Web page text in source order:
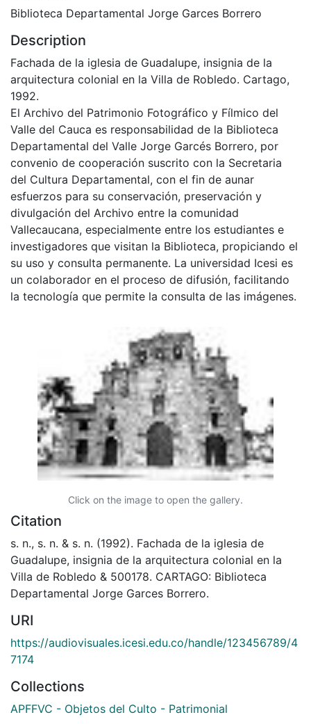
Biblioteca Departamental Jorge Garces Borrero
Description
Fachada de la iglesia de Guadalupe, insignia de la
arquitectura colonial en la Villa de Robledo. Cartago,
1992.
El Archivo del Patrimonio Fotográfico y Fílmico del
Valle del Cauca es responsabilidad de la Biblioteca
Departamental del Valle Jorge Garcés Borrero, por
convenio de cooperación suscrito con la Secretaria
del Cultura Departamental, con el fin de aunar
esfuerzos para su conservación, preservación y
divulgación del Archivo entre la comunidad
Vallecaucana, especialmente entre los estudiantes e
investigadores que visitan la Biblioteca, propiciando el
su uso y consulta permanente. La universidad Icesi es
un colaborador en el proceso de difusión, facilitando
la tecnología que permite la consulta de las imágenes.
Click on the image to open the gallery.
Citation
s. n., s. n. & s. n. (1992). Fachada de la iglesia de
Guadalupe, insignia de la arquitectura colonial en la
Villa de Robledo & 500178. CARTAGO: Biblioteca
Departamental Jorge Garces Borrero.
URI
https://audiovisuales.icesi.edu.co/handle/123456789/4
7174
Collections
APFFVC - Objetos del Culto - Patrimonial